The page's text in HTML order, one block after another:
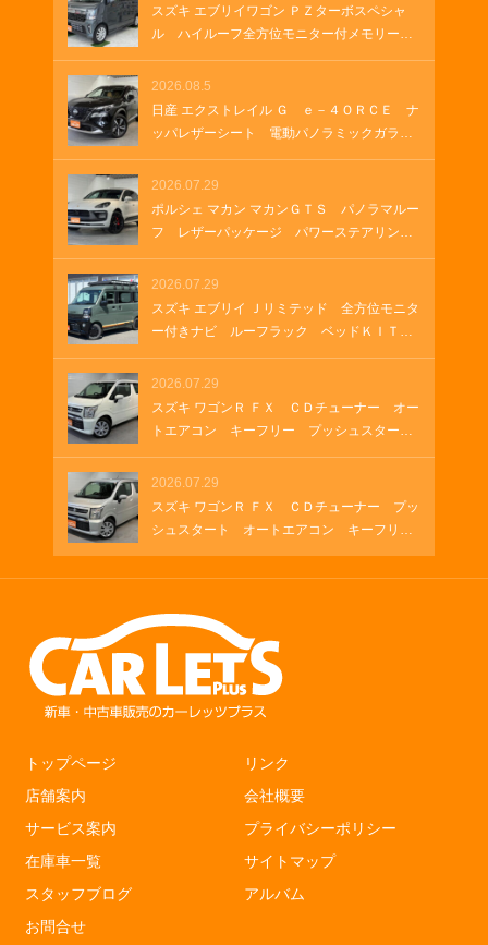
９インチアルミホイール クルーズコントロ
ール パドルシフト パワーゲート ＵＳＢ
スズキ エブリイワゴン ＰＺターボスペシャ
ル ハイルーフ全方位モニター付メモリーナ
ビ 全方位モニター付きナビゲーション Ｈ
ＤＭＩ ＵＳＢソケット ステアリングヒー
ター 両側パワースライド オートステッ
プ オートステップ クルーズコントロー
2026.08.5
日産 エクストレイル Ｇ ｅ－４ＯＲＣＥ ナ
ッパレザーシート 電動パノラミックガラス
ルーフ 純正１２．３インチナビ ＥＴＣ
２．０ ルーフレール 純正ナビ プロパイ
ロット メモリーナビゲーション ＬＥＤヘ
ッドランプ オートマチックハイビーム 車
2026.07.29
ポルシェ マカン マカンＧＴＳ パノラマルー
フ レザーパッケージ パワーステアリング
プラス シートヒーター ２１インチＲＳ
Ｓｐｙｄｅｒデザインホイール アダプティ
ブクルーズコントロール アダプティブエア
サスペンション ＥＴＣ２．０
2026.07.29
スズキ エブリイ Ｊリミテッド 全方位モニタ
ー付きナビ ルーフラック ベッドＫＩＴ
グリルガードバー ＥＴＣ ラバーマット
ＬＥＤヘッドランプ ＬＥＤフォグランプ
オートエアコン 両側パワースライド ＵＳ
Ｂソケット ＨＤＭＩ
2026.07.29
スズキ ワゴンＲ ＦＸ ＣＤチューナー オー
トエアコン キーフリー プッシュスター
ト シートヒーター
2026.07.29
スズキ ワゴンＲ ＦＸ ＣＤチューナー プッ
シュスタート オートエアコン キーフリ
ー シートヒーター
トップページ
店舗案内
サービス案内
在庫車一覧
スタッフブログ
お問合せ
リンク
会社概要
プライバシーポリシー
サイトマップ
アルバム